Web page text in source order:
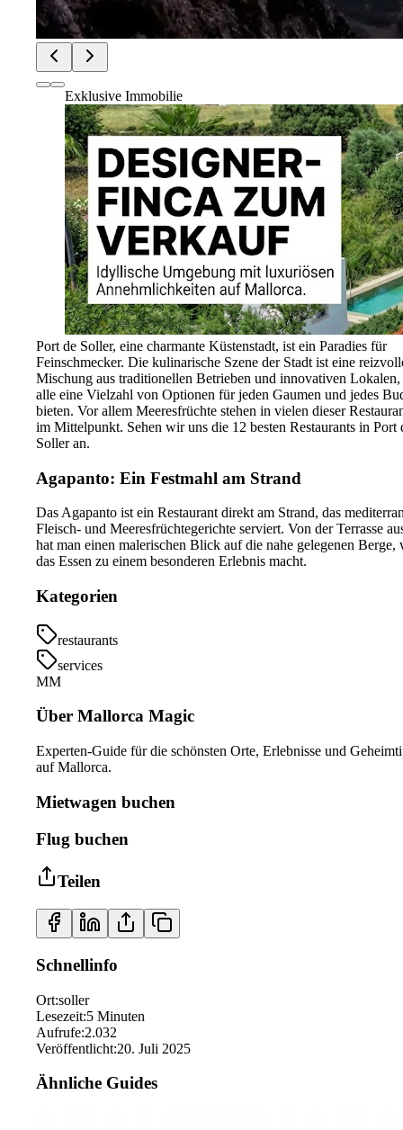
Exklusive Immobilie
Port de Soller, eine charmante Küstenstadt, ist ein Paradies für
Feinschmecker. Die kulinarische Szene der Stadt ist eine
Mischung aus traditionellen Betrieben und innovativen Lokalen,
alle eine Vielzahl von Optionen für jeden Gaumen und jedes
bieten. Vor allem Meeresfrüchte stehen in vielen dieser
im Mittelpunkt. Sehen wir uns die 12 besten Restaurants in Port
Soller an.
Agapanto: Ein Festmahl am Strand
Das Agapanto ist ein Restaurant direkt am Strand, das
Fleisch- und Meeresfrüchtegerichte serviert. Von der Terrasse
hat man einen malerischen Blick auf die nahe gelegenen Berge,
das Essen zu einem besonderen Erlebnis macht.
Kategorien
restaurants
services
MM
Über Mallorca Magic
Experten-Guide für die schönsten Orte, Erlebnisse und
auf Mallorca.
Mietwagen buchen
Flug buchen
Teilen
Schnellinfo
Ort:soller
Lesezeit:5 Minuten
Aufrufe:2.032
Veröffentlicht:20. Juli 2025
Ähnliche Guides